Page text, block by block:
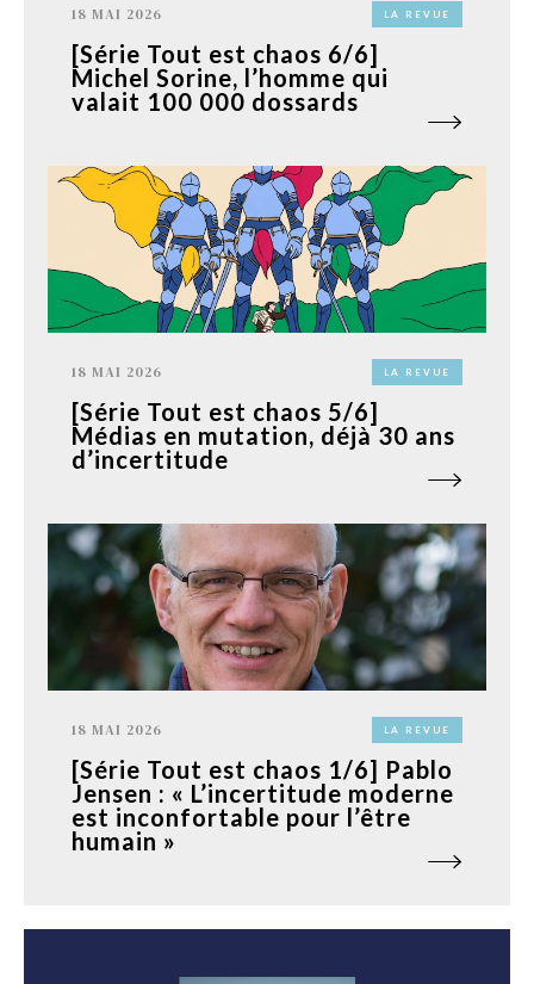
18 MAI 2026 LA REVUE
[Série Tout est chaos 6/6]
Michel Sorine, l’homme qui
valait 100 000 dossards
18 MAI 2026 LA REVUE
[Série Tout est chaos 5/6]
Médias en mutation, déjà 30 ans
d’incertitude
18 MAI 2026 LA REVUE
[Série Tout est chaos 1/6] Pablo
Jensen : « L’incertitude moderne
est inconfortable pour l’être
humain »